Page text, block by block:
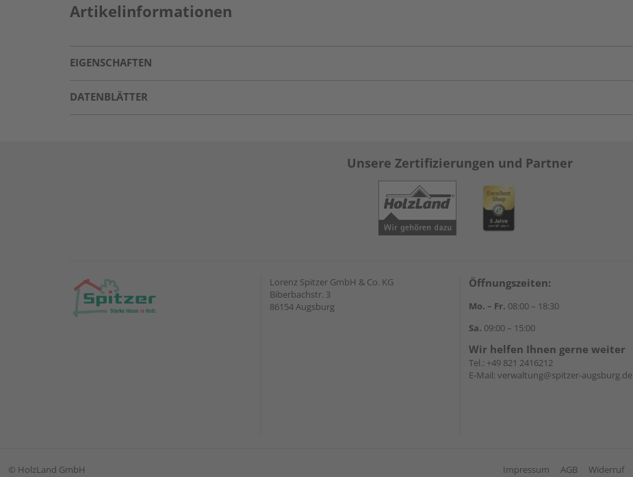
Artikelinformationen
EIGENSCHAFTEN
DATENBLÄTTER
Unsere Zertifizierungen und Partner
Lorenz Spitzer GmbH & Co. KG
Biberbachstr. 3
86154 Augsburg
Öffnungszeiten:
Mo. – Fr. 08:00 – 18:30
Sa. 09:00 – 15:00
Wir helfen Ihnen gerne weiter
Tel.: +49 821 2416212
E-Mail: verwaltung@spitzer-augsburg.de
© HolzLand GmbH Impressum AGB Widerruf